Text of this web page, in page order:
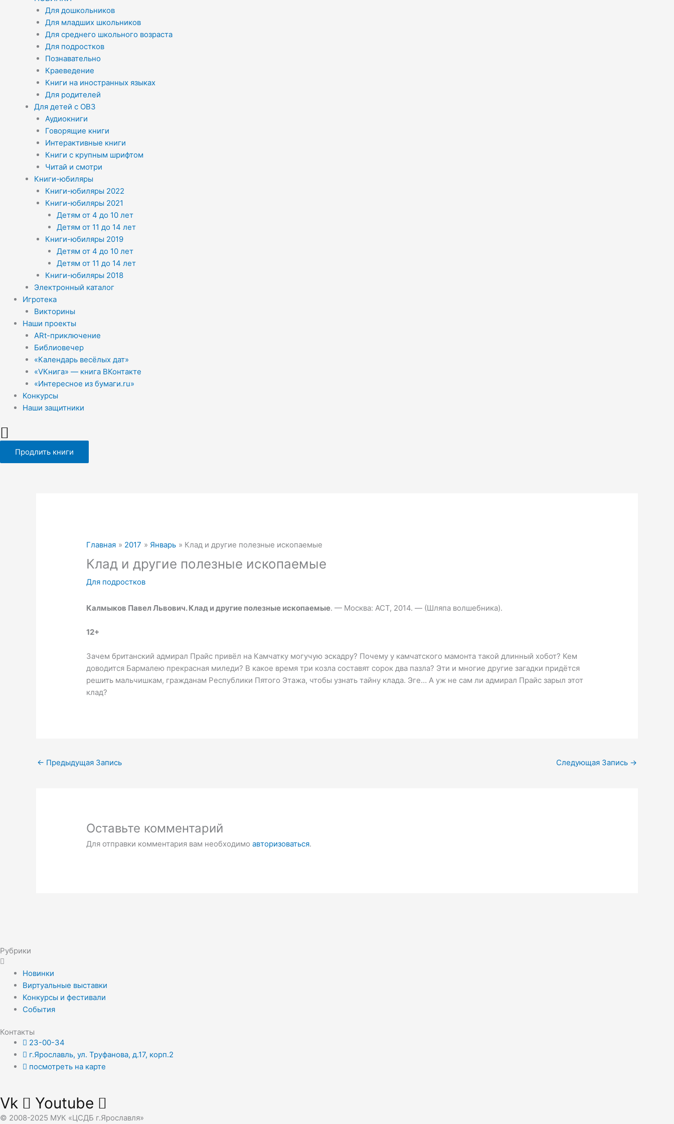
Для дошкольников
Для младших школьников
Для среднего школьного возраста
Для подростков
Познавательно
Краеведение
Книги на иностранных языках
Для родителей
Для детей с ОВЗ
Аудиокниги
Говорящие книги
Интерактивные книги
Книги с крупным шрифтом
Читай и смотри
Книги-юбиляры
Книги-юбиляры 2022
Книги-юбиляры 2021
Детям от 4 до 10 лет
Детям от 11 до 14 лет
Книги-юбиляры 2019
Детям от 4 до 10 лет
Детям от 11 до 14 лет
Книги-юбиляры 2018
Электронный каталог
Игротека
Викторины
Наши проекты
ARt-приключение
Библиовечер
«Календарь весёлых дат»
«VКнига» — книга ВКонтакте
«Интересное из бумаги.ru»
Конкурсы
Наши защитники
Продлить книги
Главная 2017 Январь Клад и другие полезные ископаемые
Клад и другие полезные ископаемые
Для подростков
Калмыков Павел Львович.Клад и другие полезные ископаемые. — Москва: АСТ, 2014. — (Шляпа волшебника).
12+
Зачем британский адмирал Прайс привёл на Камчатку могучую эскадру? Почему у камчатского мамонта такой длинный хобот? Кем
доводится Бармалею прекрасная миледи? В какое время три козла составят сорок два пазла? Эти и многие другие загадки придётся
решить мальчишкам, гражданам Республики Пятого Этажа, чтобы узнать тайну клада. Эге… А уж не сам ли адмирал Прайс зарыл этот
клад?
← Предыдущая Запись Следующая Запись →
Оставьте комментарий
Для отправки комментария вам необходимоавторизоваться.
Рубрики
Новинки
Виртуальные выставки
Конкурсы и фестивали
События
Контакты
23-00-34
г.Ярославль, ул. Труфанова, д.17, корп.2
посмотреть на карте
Vk Youtube
© 2008-2025 МУК «ЦСДБ г.Ярославля»